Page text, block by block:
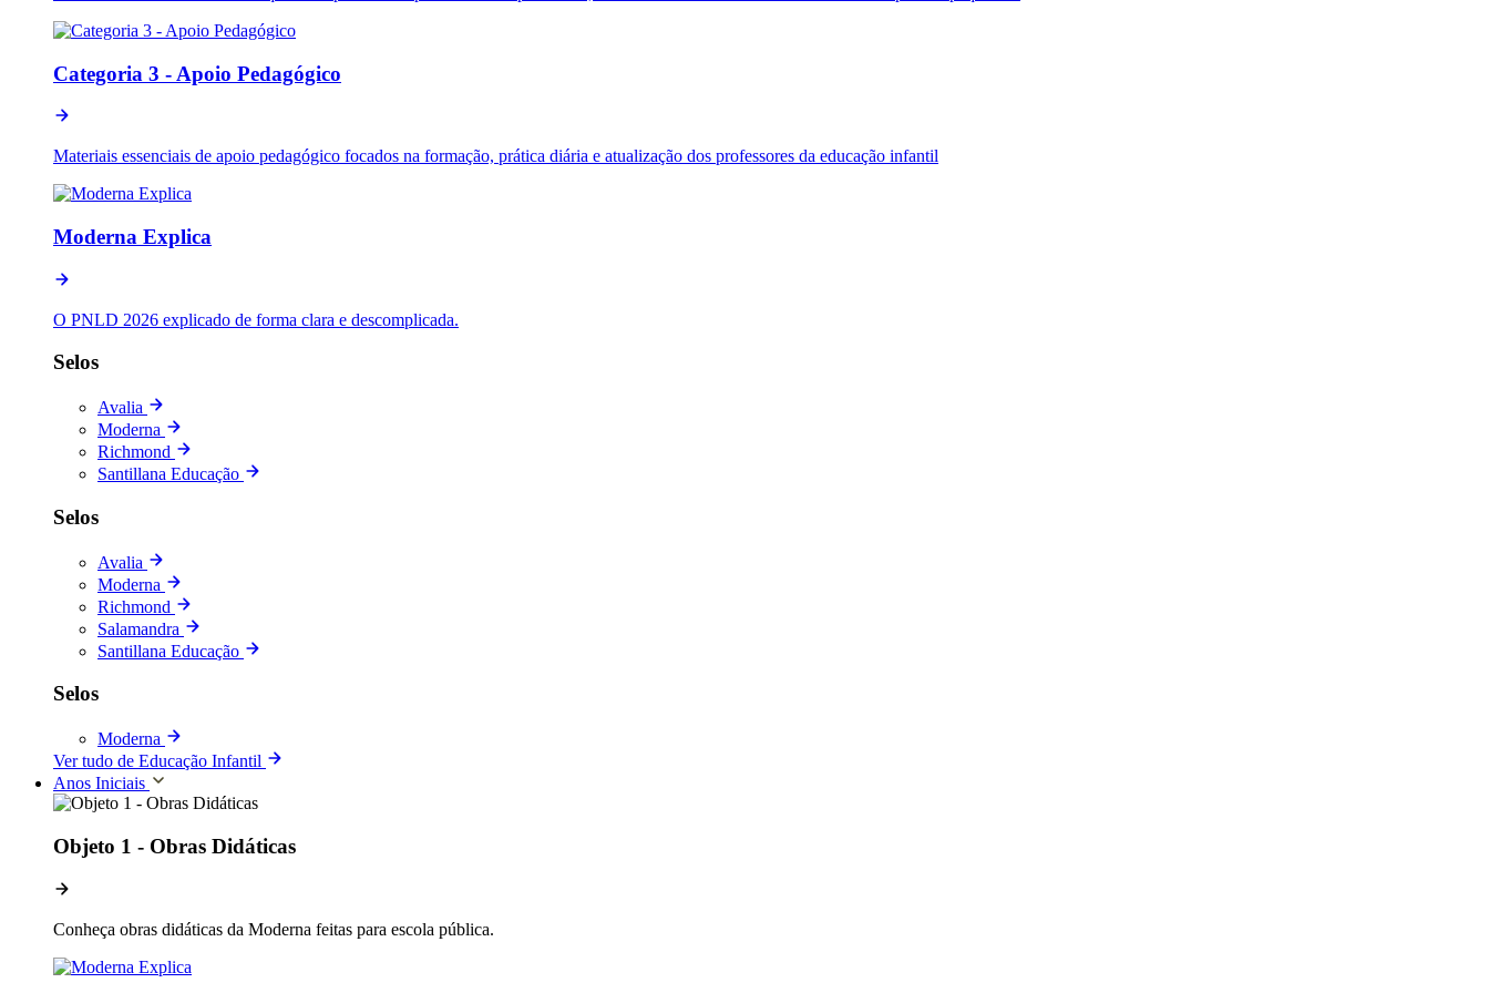
Categoria 3 - Apoio Pedagógico
Materiais essenciais de apoio pedagógico focados na formação, prática diária e atualização dos professores da educação infantil
Moderna Explica
O PNLD 2026 explicado de forma clara e descomplicada.
Selos
Avalia
Moderna
Richmond
Santillana Educação
Selos
Avalia
Moderna
Richmond
Salamandra
Santillana Educação
Selos
Moderna
Ver tudo de Educação Infantil
Anos Iniciais
Objeto 1 - Obras Didáticas
Conheça obras didáticas da Moderna feitas para escola pública.